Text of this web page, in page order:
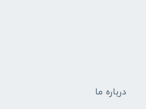
درباره ما